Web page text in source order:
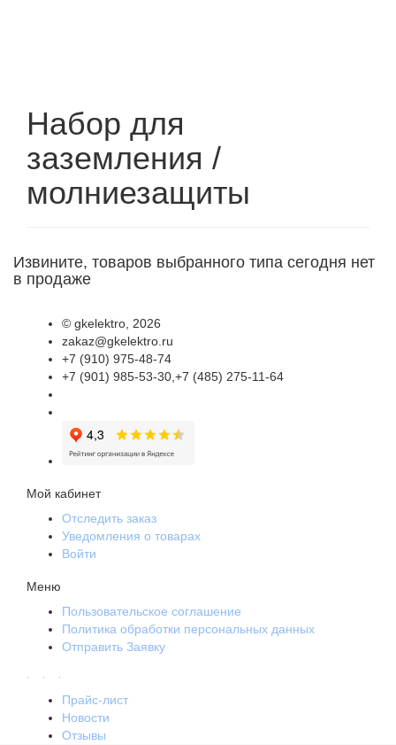
Набор для
заземления /
молниезащиты
Извините, товаров выбранного типа сегодня нет
в продаже
© gkelektro , 2026
zakaz@gkelektro.ru
+7 (910) 975-48-74
+7 (901) 985-53-30,+7 (485) 275-11-64
Мой кабинет
Отследить заказ
Уведомления о товарах
Войти
Меню
Пользовательское соглашение
Политика обработки персональных данных
Отправить Заявку
Прайс-лист
Новости
Отзывы